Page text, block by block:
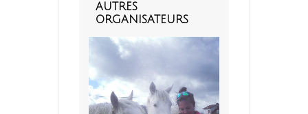
AUTRES
ORGANISATEURS